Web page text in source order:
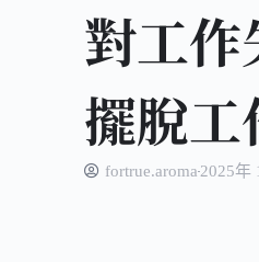
對工
擺脫工
fortrue.aroma2025年